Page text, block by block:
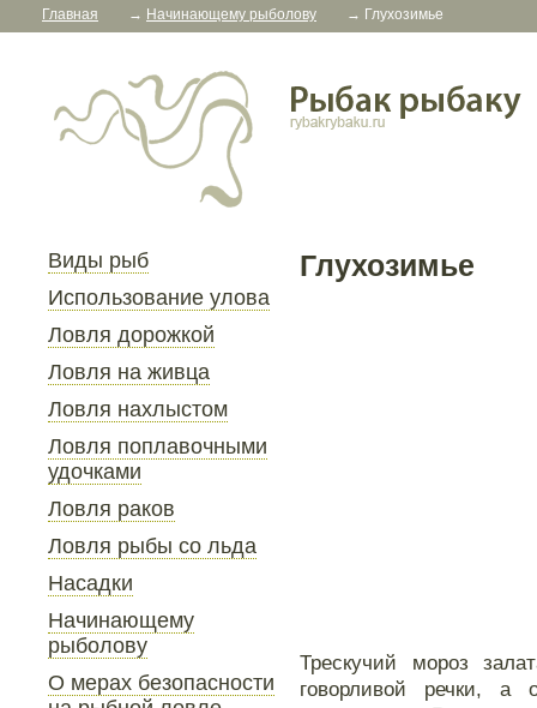
Главная → Начинающему рыболову → Глухозимье
Виды рыб
Использование улова
Ловля дорожкой
Ловля на живца
Ловля нахлыстом
Ловля поплавочными
удочками
Ловля раков
Ловля рыбы со льда
Насадки
Начинающему
рыболову
О мерах безопасности
Глухозимье
Трескучий мороз
говорливой речки, а